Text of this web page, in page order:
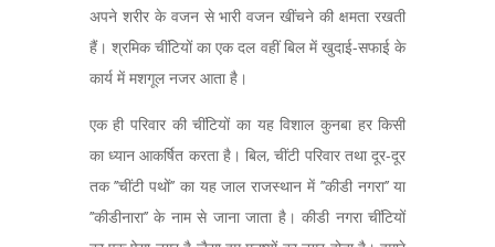
अपने शरीर के वजन से भारी वजन खींचने की क्षमता रखती
हैं। श्रमिक चींटियों का एक दल वहीं बिल में खुदाई-सफाई के
कार्य में मशगूल नजर आता है।
एक ही परिवार की चींटियों का यह विशाल कुनबा हर किसी
का ध्यान आकर्षित करता है। बिल, चींटी परिवार तथा दूर-दूर
तक ’’चींटी पथों’’ का यह जाल राजस्थान में ’’कीडी नगरा’’ या
’’कीडीनारा’’ के नाम से जाना जाता है। कीडी नगरा चींटियों